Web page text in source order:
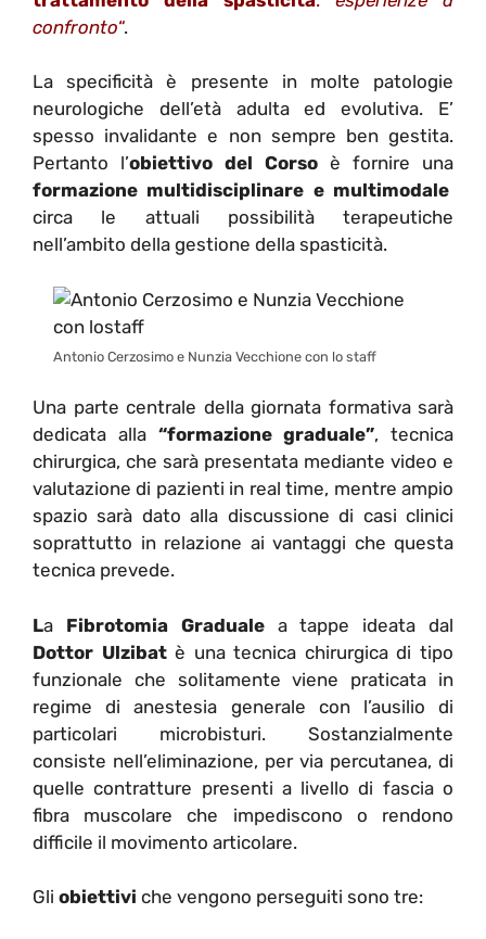
confronto“.
La specificità è presente in molte patologie
neurologiche dell’età adulta ed evolutiva. E’
spesso invalidante e non sempre ben gestita.
Pertanto l’obiettivo del Corso è fornire una
formazione multidisciplinare e multimodale
circa le attuali possibilità terapeutiche
nell’ambito della gestione della spasticità.
Antonio Cerzosimo e Nunzia Vecchione con lo staff
Una parte centrale della giornata formativa sarà
dedicata alla “formazione graduale”, tecnica
chirurgica, che sarà presentata mediante video e
valutazione di pazienti in real time, mentre ampio
spazio sarà dato alla discussione di casi clinici
soprattutto in relazione ai vantaggi che questa
tecnica prevede.
La Fibrotomia Gradualea tappe ideata dal
Dottor Ulzibatè una tecnica chirurgica di tipo
funzionale che solitamente viene praticata in
regime di anestesia generale con l’ausilio di
particolari microbisturi. Sostanzialmente
consiste nell’eliminazione, per via percutanea, di
quelle contratture presenti a livello di fascia o
fibra muscolare che impediscono o rendono
difficile il movimento articolare.
Gli obiettivi che vengono perseguiti sono tre: